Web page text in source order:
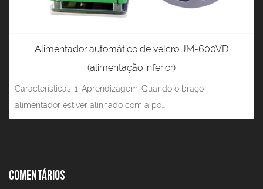
Alimentador automático de velcro JM-600VD
(alimentação inferior)
Características: 1. Aprendizagem: Quando o braço
alimentador estiver alinhado com a po...
Comentários